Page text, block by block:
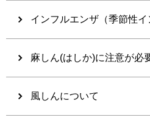
インフルエンザ（季節性
麻しん(はしか)に注意が必
風しんについて